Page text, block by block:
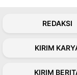
REDAKSI
KIRIM
KIRIM